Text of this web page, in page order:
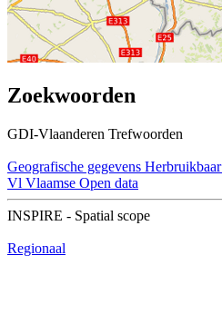
Zoekwoorden
GDI-Vlaanderen Trefwoorden
Geografische gegevens Herbruikbaar
Vl Vlaamse Open data
INSPIRE - Spatial scope
Regionaal